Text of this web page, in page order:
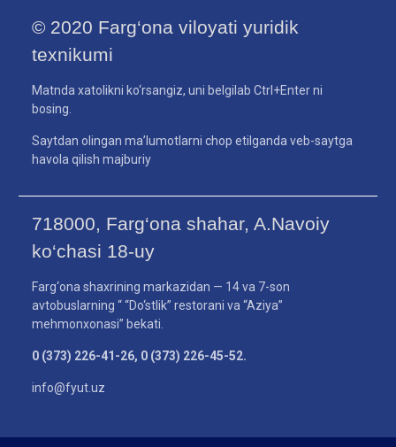
© 2020 Farg‘ona viloyati yuridik
texnikumi
Matnda xatolikni ko‘rsangiz, uni belgilab Ctrl+Enter ni
bosing.
Saytdan olingan ma’lumotlarni chop etilganda veb-saytga
havola qilish majburiy
718000, Farg‘ona shahar, A.Navoiy
ko‘chasi 18-uy
Farg‘ona shaxrining markazidan — 14 va 7-son
avtobuslarning “ “Do‘stlik” restorani va “Aziya”
mehmonxonasi” bekati.
0 (373) 226-41-26, 0 (373) 226-45-52.
info@fyut.uz